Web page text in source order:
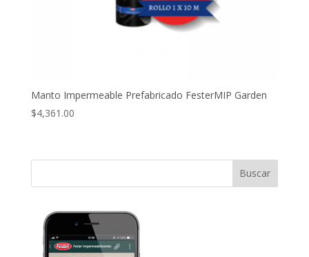
Manto Impermeable Prefabricado FesterMIP Garden
$4,361.00